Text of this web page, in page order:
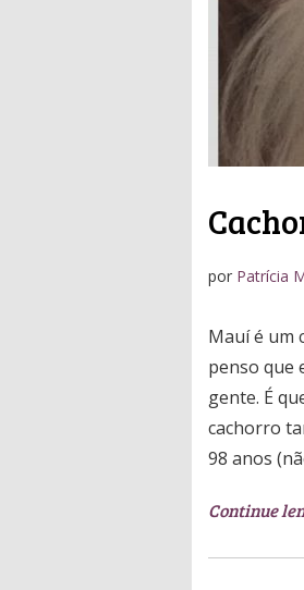
por Patrícia
Mauí é um
penso que
gente. É
cachorro
98 anos
Continue